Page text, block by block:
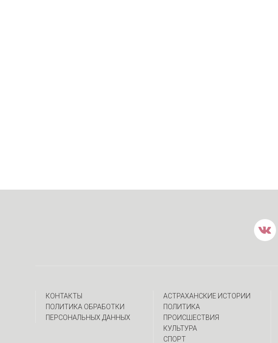
КОНТАКТЫ
ПОЛИТИКА ОБРАБОТКИ
ПЕРСОНАЛЬНЫХ ДАННЫХ
АСТРАХАНСКИЕ ИСТОРИИ
ПОЛИТИКА
ПРОИСШЕСТВИЯ
КУЛЬТУРА
СПОРТ